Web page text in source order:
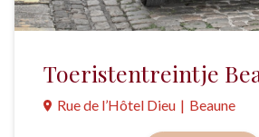
Toeristentreintje
Rue de l’Hôtel Dieu | Beaune